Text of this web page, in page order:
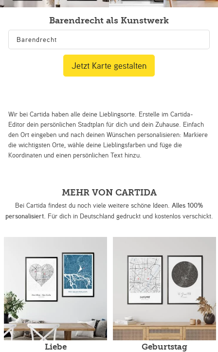
Barendrecht als Kunstwerk
Wir bei Cartida haben alle deine Lieblingsorte. Erstelle im Cartida-
Editor dein persönlichen Stadtplan für dich und dein Zuhause. Einfach
den Ort eingeben und nach deinen Wünschen personalisieren: Markiere
die wichtigsten Orte, wähle deine Lieblingsfarben und füge die
Koordinaten und einen persönlichen Text hinzu.
Jetzt Karte gestalten
MEHR VON CARTIDA
Bei Cartida findest du noch viele weitere schöne Ideen. Alles 100%
personalisiert. Für dich in Deutschland gedruckt und kostenlos verschickt.
Liebe
Geburtstag